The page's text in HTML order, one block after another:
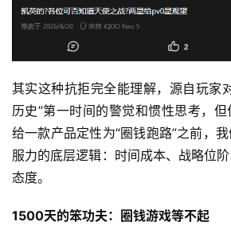
其实这种抗拒完全能理解，源自玩家
历史”第一时间的警觉和惯性思考，
给一款产品定性为“圈钱跑路”之前，
服力的底层逻辑：时间成本、战略位
态度。
1500天的笨功夫：圈钱游戏等不起